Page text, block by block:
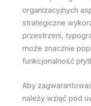
organizacyjnych
strategiczne
przestrzeni,
może znacznie
funkcjonalność
Aby
należy wziąć pod